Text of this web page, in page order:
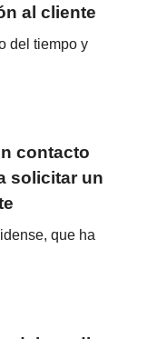
al cliente
del tiempo y
contacto
solicitar un
que ha